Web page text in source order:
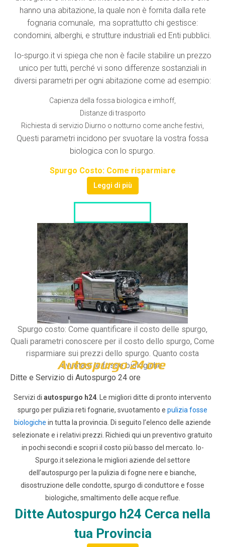
hanno una abitazione, la quale non è fornita dalla rete
fognaria comunale, ma soprattutto chi gestisce:
condomini, alberghi, e strutture industriali ed Enti pubblici.
Io-spurgo.it vi spiega che non è facile stabilire un prezzo
unico per tutti, perché vi sono differenze sostanziali in
diversi parametri per ogni abitazione come ad esempio:
Capienza della fossa biologica e imhoff,
Distanze di trasporto
Richiesta di servizio Diurno o notturno come anche festivi,
Questi parametri incidono per svuotare la vostra fossa
biologica con lo spurgo.
Spurgo Costo: Come risparmiare
Leggi di più
Spurgo costo: Come quantificare il costo delle spurgo,
Quali parametri conoscere per il costo dello spurgo, Come
risparmiare sui prezzi dello spurgo. Quanto costa
svuotare le fosse biologiche.
Autospurgo 24 ore
Ditte e Servizio di Autospurgo 24 ore
Servizi di autospurgo h24 . Le migliori ditte di pronto intervento
spurgo per pulizia reti fognarie, svuotamento e pulizia fosse
biologiche in tutta la provincia. Di seguito l’elenco delle aziende
selezionate e i relativi prezzi. Richiedi qui un preventivo gratuito
in pochi secondi e scopri il costo più basso del mercato.
Io-
Spurgo.it seleziona le migliori aziende del settore
dell’autospurgo per la pulizia di fogne nere e bianche,
disostruzione delle condotte, spurgo di conduttore e fosse
biologiche, smaltimento delle acque reflue.
Ditte Autospurgo h24 Cerca nella
tua Provincia